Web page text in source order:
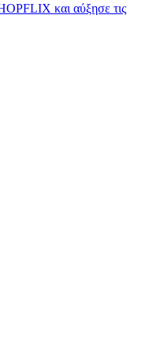
και αύξησε τις